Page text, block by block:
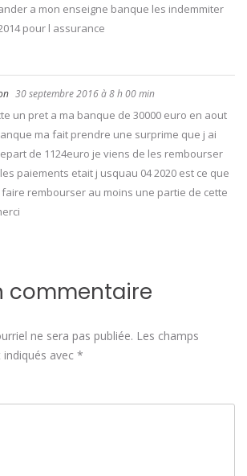
a mon enseigne banque les indemmiter
pour l assurance
30 septembre 2016 à 8 h 00 min
un pret a ma banque de 30000 euro en aout
ma fait prendre une surprime que j ai
de 1124euro je viens de les rembourser
paiements etait j usquau 04 2020 est ce que
faire rembourser au moins une partie de cette
commentaire
ne sera pas publiée. Les champs
avec *